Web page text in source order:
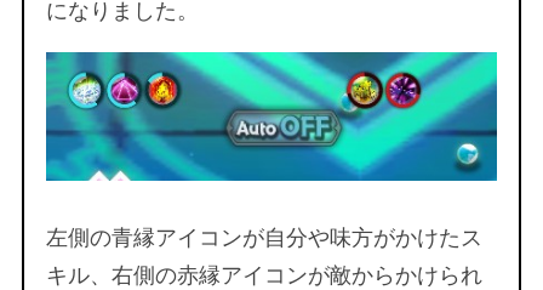
になりました。
左側の青縁アイコンが自分や味方がかけたス
キル、右側の赤縁アイコンが敵からかけられ